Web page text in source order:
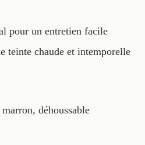
pour un entretien facile
teinte chaude et intemporelle
déhoussable